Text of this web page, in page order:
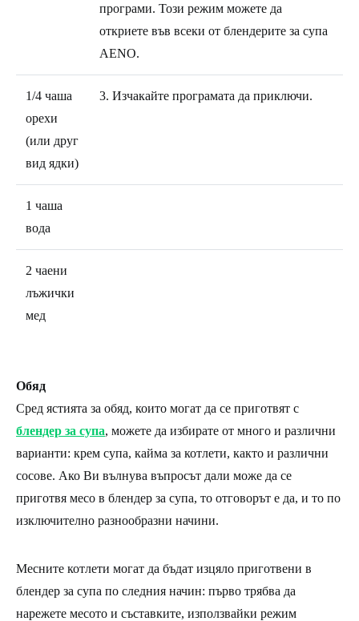
програми. Този режим можете да
откриете във всеки от блендерите за супа
AENO.
1/4 чаша
орехи
(или друг
вид ядки)
3. Изчакайте програмата да приключи.
1 чаша
вода
2 чаени
лъжички
мед
Обяд
Сред ястията за обяд, които могат да се приготвят с
блендер за супа, можете да избирате от много и различни
варианти: крем супа, кайма за котлети, както и различни
сосове. Ако Ви вълнува въпросът дали може да се
приготвя месо в блендер за супа, то отговорът е да, и то по
изключително разнообразни начини.
Месните котлети могат да бъдат изцяло приготвени в
блендер за супа по следния начин: първо трябва да
нарежете месото и съставките, използвайки режим